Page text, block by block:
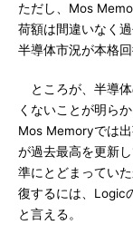
ただし、Mos
荷額は間違いなく
半導体市況が本格
ところが、半導体
くないことが明ら
Mos Memoryでは
が過去最高を更新
準にとどまってい
復するには、Logic
と言える。